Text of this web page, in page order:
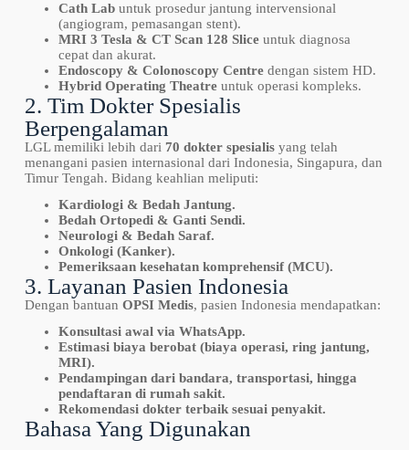
Cath Lab untuk prosedur jantung intervensional
(angiogram, pemasangan stent).
MRI 3 Tesla & CT Scan 128 Slice untuk diagnosa
cepat dan akurat.
Endoscopy & Colonoscopy Centre dengan sistem HD.
Hybrid Operating Theatre untuk operasi kompleks.
2. Tim Dokter Spesialis
Berpengalaman
LGL memiliki lebih dari 70 dokter spesialisyang telah
menangani pasien internasional dari Indonesia, Singapura, dan
Timur Tengah. Bidang keahlian meliputi:
Kardiologi & Bedah Jantung.
Bedah Ortopedi & Ganti Sendi.
Neurologi & Bedah Saraf.
Onkologi (Kanker).
Pemeriksaan kesehatan komprehensif (MCU).
3. Layanan Pasien Indonesia
Dengan bantuan OPSI Medis, pasien Indonesia mendapatkan:
Konsultasi awal via WhatsApp.
Estimasi biaya berobat (biaya operasi, ring jantung,
MRI).
Pendampingan dari bandara, transportasi, hingga
pendaftaran di rumah sakit.
Rekomendasi dokter terbaik sesuai penyakit.
Bahasa Yang Digunakan